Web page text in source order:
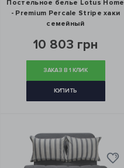
Постельное белье Lotus Home
- Premium Percale Stripe хаки
семейный
10 803 грн
ЗАКАЗ В 1 КЛИК
КУПИТЬ